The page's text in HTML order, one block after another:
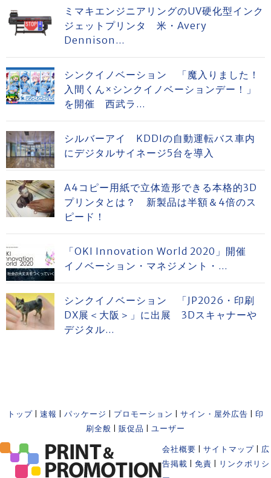
ミマキエンジニアリングのUV硬化型インク
ジェットプリンタ 米・Avery
Dennison...
シンクイノベーション 「魔入りました！
入間くん×シンクイノベーションデー！」
を開催 西武ラ...
シルバーアイ KDDIの自動運転バス車内
にデジタルサイネージ5台を導入
A4コピー用紙で立体造形できる本格的3D
プリンタとは？ 新製品は半額＆4倍のス
ピード！
「OKI Innovation World 2020」開催
イノベーション・マネジメント・...
シンクイノベーション 「JP2026・印刷
DX展＜大阪＞」に出展 3Dスキャナーや
デジタル...
トップ 速報 パッケージ プロモーション サイン・屋外広告
印
刷全般
販促品 ユーザー
会社概要 サイトマップ
広
告掲載
免責
リンクポリシ